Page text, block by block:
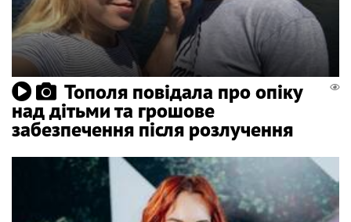
Тополя повідала про опіку
над дітьми та грошове
забезпечення після розлучення